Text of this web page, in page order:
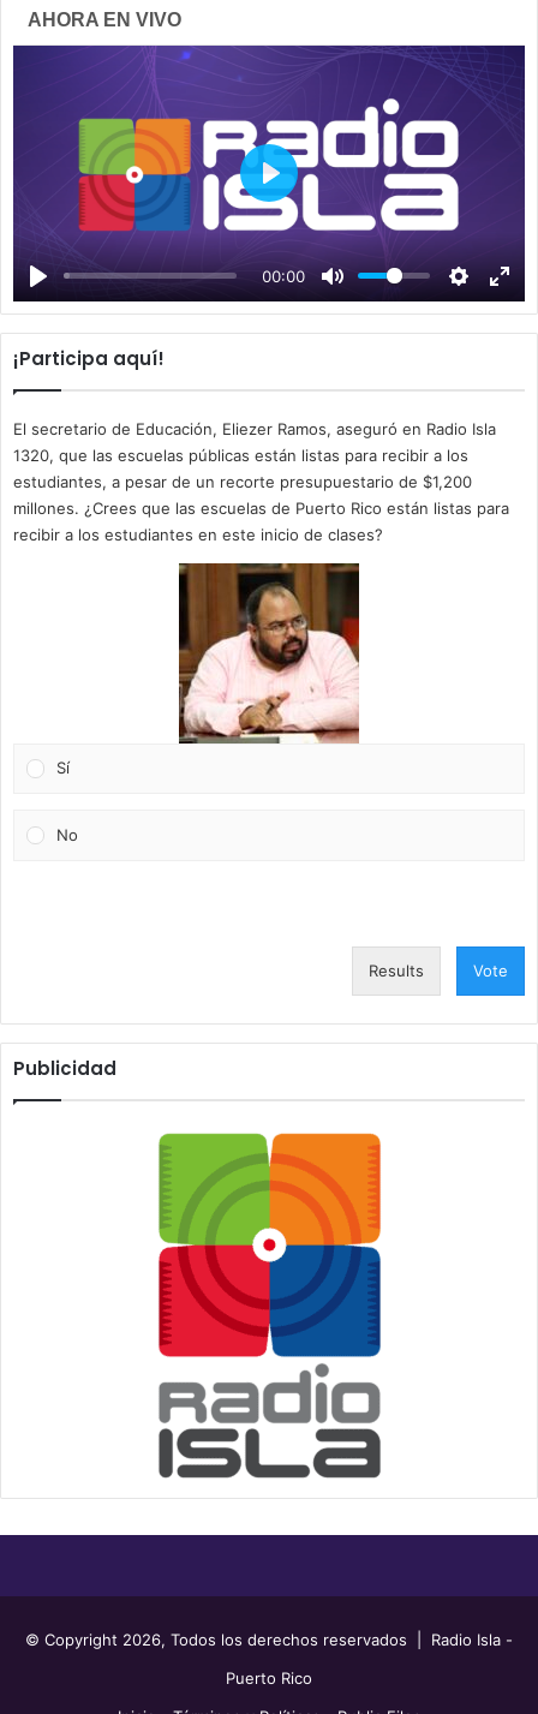
AHORA EN VIVO
00:00
P
a
y
¡Participa aquí!
El secretario de Educación, Eliezer Ramos, aseguró en Radio Isla
1320, que las escuelas públicas están listas para recibir a los
estudiantes, a pesar de un recorte presupuestario de $1,200
millones. ¿Crees que las escuelas de Puerto Rico están listas para
recibir a los estudiantes en este inicio de clases?
Sí
No
Results Vote
Publicidad
© Copyright 2026, Todos los derechos reservados | Radio Isla -
Puerto Rico